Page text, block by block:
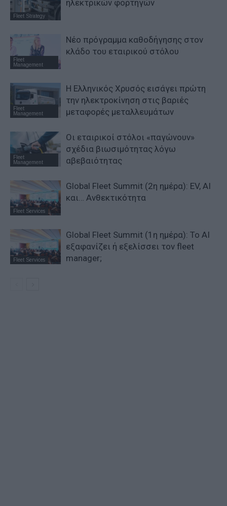
Fleet Strategy
ηλεκτρικών φορτηγών
Fleet
Management
Νέο πρόγραμμα καθοδήγησης στον
κλάδο του εταιρικού στόλου
Fleet
Management
Η Ελληνικός Χρυσός εισάγει πρώτη
την ηλεκτροκίνηση στις βαριές
μεταφορές μεταλλευμάτων
Fleet
Management
Οι εταιρικοί στόλοι «παγώνουν»
σχέδια βιωσιμότητας λόγω
αβεβαιότητας
Fleet Services
Global Fleet Summit (2η ημέρα): EV, AI
και… Ανθεκτικότητα
Fleet Services
Global Fleet Summit (1η ημέρα): Το ΑΙ
εξαφανίζει ή εξελίσσει τον fleet
manager;